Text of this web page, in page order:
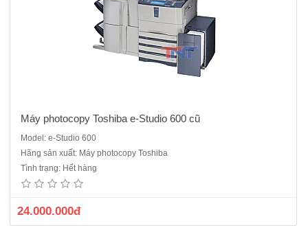
Máy photocopy Toshiba e-Studio 600 cũ
Model: e-Studio 600
Hãng sản xuất: Máy photocopy Toshiba
Tình trạng: Hết hàng
24.000.000đ
Máy Photo kỹ thuật số, Laser trắng đen,Tốc độ: 60 bản/phútBộ nạp và
đảo 2 mặt bản gốc (ARDF),bộ đảo mặt bản sao (Duplex)Chức năng
chính: Photocopy - In - scan đen trắngKhổ giấy tối đa : A3,Khay giấy
vào : 4 khay x 500 tờ,khay giấy tay : 100 tờ T..